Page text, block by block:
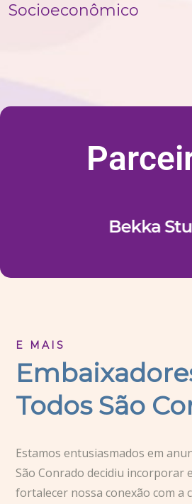
Socioeconômico
E MAIS
Todos São
Estamos entusiasmados em
São Conrado decidiu incorporar
fortalecer nossa conexão com a